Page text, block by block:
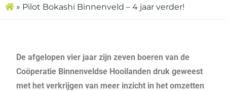
» Pilot Bokashi Binnenveld – 4 jaar verder!
De afgelopen vier jaar zijn zeven boeren van de
Coöperatie Binnenveldse Hooilanden druk geweest
met het verkrijgen van meer inzicht in het omzetten